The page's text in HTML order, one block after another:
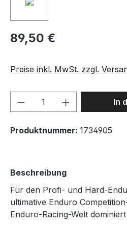
89,50 €
Preise inkl. MwSt. zzgl.
Produkt Anzahl: In
Produktnummer: 1734905
Beschreibung
Für den Profi- und Hard-
ultimative Enduro
Enduro-Racing-Welt